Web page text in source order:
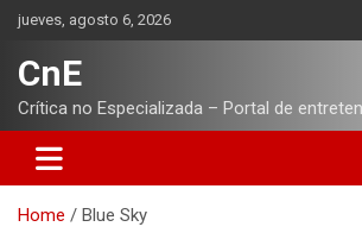
Skip
content
jueves, agosto 6, 2026
CnE
Crítica no Especializada – Portal de
Home Blue Sky